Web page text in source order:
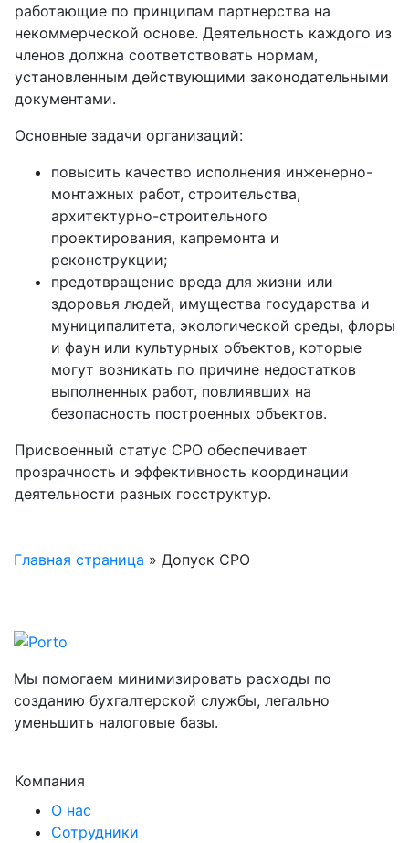
работающие по принципам партнерства на
некоммерческой основе. Деятельность каждого из
членов должна соответствовать нормам,
установленным действующими законодательными
документами.
Основные задачи организаций:
повысить качество исполнения инженерно-
монтажных работ, строительства,
архитектурно-строительного
проектирования, капремонта и
реконструкции;
предотвращение вреда для жизни или
здоровья людей, имущества государства и
муниципалитета, экологической среды, флоры
и фаун или культурных объектов, которые
могут возникать по причине недостатков
выполненных работ, повлиявших на
безопасность построенных объектов.
Присвоенный статус СРО обеспечивает
прозрачность и эффективность координации
деятельности разных госструктур.
Главная страница » Допуск СРО
Мы помогаем минимизировать расходы по
созданию бухгалтерской службы, легально
уменьшить налоговые базы.
Компания
О нас
Сотрудники